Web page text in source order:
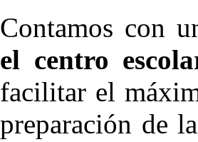
Contamos con
el centro
facilitar el
preparación de